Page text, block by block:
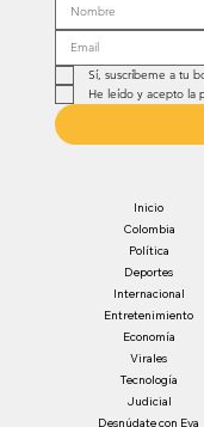
Sí, suscríbeme a tu
He leído y acepto la
Inicio
Colombia
Política
Deportes
Internacional
Entretenimiento
Economía
Virales
Tecnología
Judicial
Desnúdate con Eva